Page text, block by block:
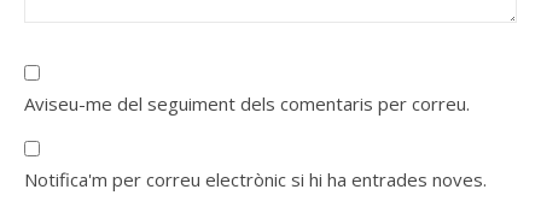
Aviseu-me del seguiment dels comentaris per correu.
Notifica'm per correu electrònic si hi ha entrades noves.